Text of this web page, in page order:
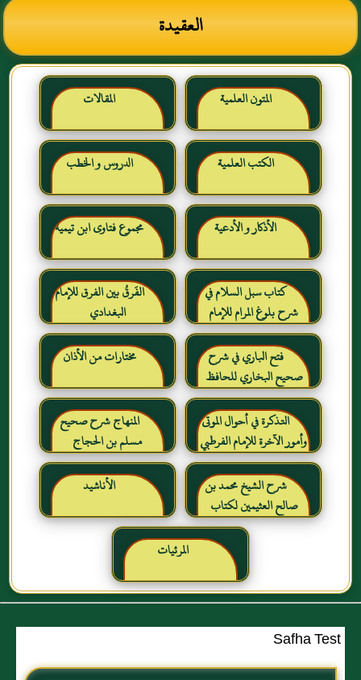
العقيدة
المتون العلمية المقالات
الكتب العلمية الدروس و الخطب
الأذكار و الأدعية مجموع فتاوى ابن تيمية
كتاب سبل السلام في
شرح بلوغ المرام للإمام
الصنعاني رحمه الله
الفَرقُ بين الفرق للإمام
البغدادي
فتح الباري في شرح
صحيح البخاري للحافظ
ابن حجر العسقلاني
مختارات من الأذان
التذكرة في أحوال الموتى
وأمور الآخرة للإمام الفرطبي
رحمه الله
المنهاج شرح صحيح
مسلم بن الحجاج
شرح الشيخ محمد بن
صالح العثيمين لكتاب
رياض الصالحين للإمام
النووي رحمهم الله تعالى
الأناشيد
المرئيات
Safha Test